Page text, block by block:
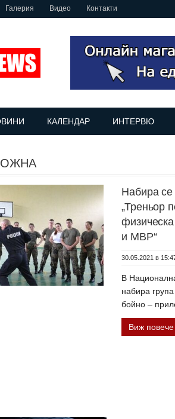
Галерия Видео Контакти
КАЛЕНДАР ИНТЕРВЮ
Набира се
„Треньор
и МВР“
30.05.2021 в
В
набира
бойно –
Виж повече